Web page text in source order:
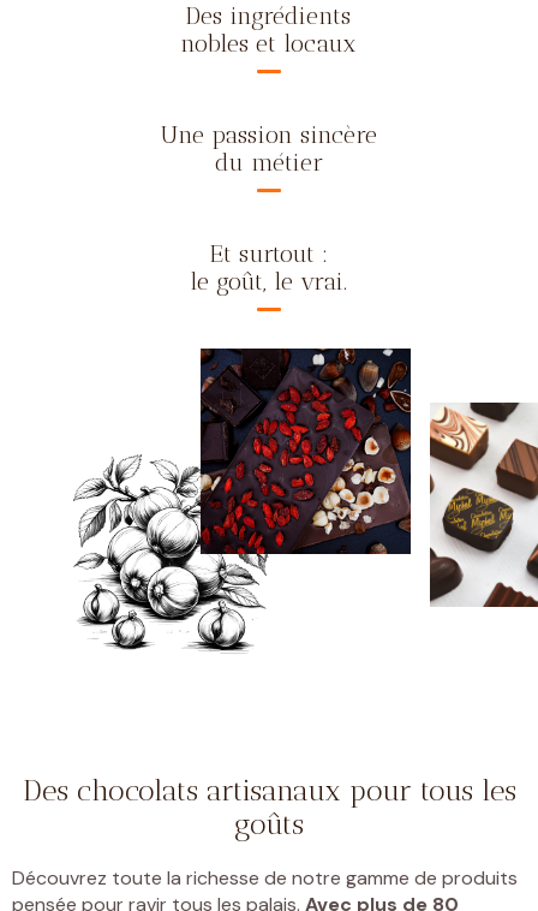
Des ingrédients
nobles et locaux
Une passion sincère
du métier
Et surtout :
le goût, le vrai.
Des chocolats artisanaux pour tous les
goûts
Découvrez toute la richesse de notre gamme de produits
pensée pour ravir tous les palais. Avec plus de 80